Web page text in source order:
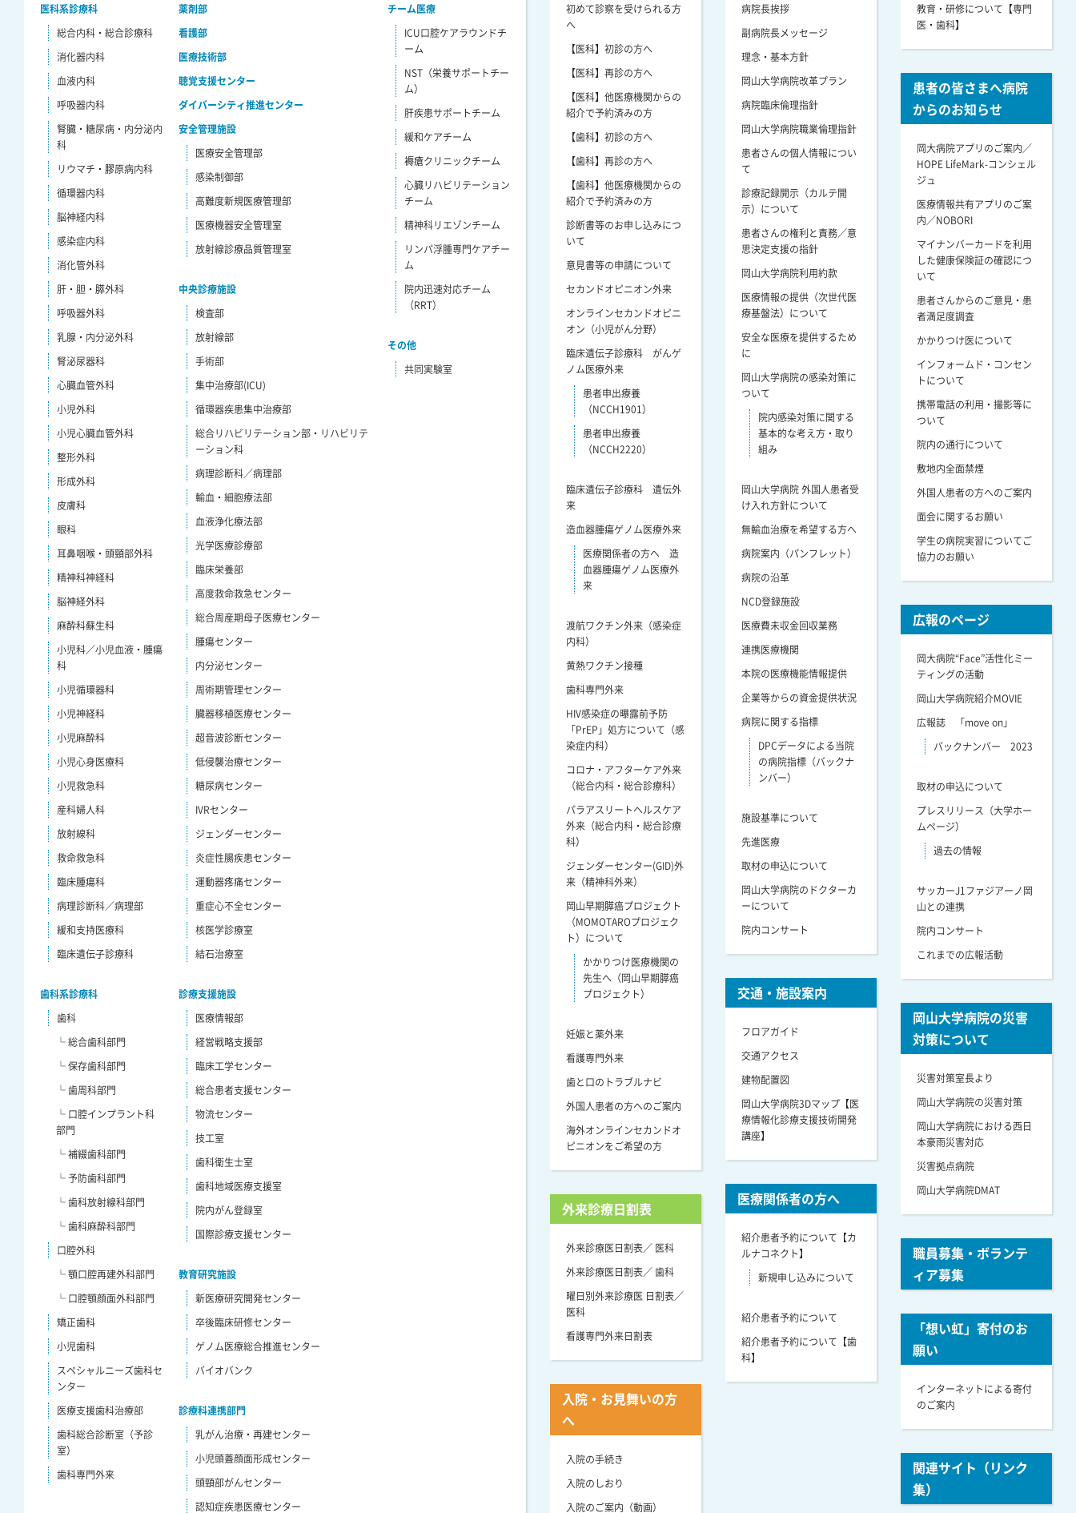
医科系診療科
総合内科・総合診療科
消化器内科
血液内科
呼吸器内科
腎臓・糖尿病・内分泌内
科
リウマチ・膠原病内科
循環器内科
脳神経内科
感染症内科
消化管外科
肝・胆・膵外科
呼吸器外科
乳腺・内分泌外科
腎泌尿器科
心臓血管外科
小児外科
小児心臓血管外科
整形外科
形成外科
皮膚科
眼科
耳鼻咽喉・頭頸部外科
精神科神経科
脳神経外科
麻酔科蘇生科
小児科／小児血液・腫瘍
科
小児循環器科
小児神経科
小児麻酔科
小児心身医療科
小児救急科
産科婦人科
放射線科
救命救急科
臨床腫瘍科
病理診断科／病理部
緩和支持医療科
臨床遺伝子診療科
歯科系診療科
歯科
└ 総合歯科部門
└ 保存歯科部門
└ 歯周科部門
└ 口腔インプラント科
部門
└ 補綴歯科部門
└ 予防歯科部門
└ 歯科放射線科部門
└ 歯科麻酔科部門
口腔外科
└ 顎口腔再建外科部門
└ 口腔顎顔面外科部門
矯正歯科
小児歯科
スペシャルニーズ歯科セ
ンター
医療支援歯科治療部
歯科総合診断室（予診
室）
歯科専門外来
薬剤部
看護部
医療技術部
聴覚支援センター
ダイバーシティ推進センター
安全管理施設
医療安全管理部
感染制御部
高難度新規医療管理部
医療機器安全管理室
放射線診療品質管理室
中央診療施設
検査部
放射線部
手術部
集中治療部(ICU)
循環器疾患集中治療部
総合リハビリテーション部・リハビリテ
ーション科
病理診断科／病理部
輸血・細胞療法部
血液浄化療法部
光学医療診療部
臨床栄養部
高度救命救急センター
総合周産期母子医療センター
腫瘍センター
内分泌センター
周術期管理センター
臓器移植医療センター
超音波診断センター
低侵襲治療センター
糖尿病センター
IVRセンター
ジェンダーセンター
炎症性腸疾患センター
運動器疼痛センター
重症心不全センター
核医学診療室
結石治療室
診療支援施設
医療情報部
経営戦略支援部
臨床工学センター
総合患者支援センター
物流センター
技工室
歯科衛生士室
歯科地域医療支援室
院内がん登録室
国際診療支援センター
教育研究施設
新医療研究開発センター
卒後臨床研修センター
ゲノム医療総合推進センター
バイオバンク
診療科連携部門
乳がん治療・再建センター
小児頭蓋顔面形成センター
頭頸部がんセンター
認知症疾患医療センター
チーム医療
ICU口腔ケアラウンドチ
ーム
NST（栄養サポートチー
ム）
肝疾患サポートチーム
緩和ケアチーム
褥瘡クリニックチーム
心臓リハビリテーション
チーム
精神科リエゾンチーム
リンパ浮腫専門ケアチー
ム
院内迅速対応チーム
（RRT）
その他
共同実験室
初めて診察を受けられる方
へ
【医科】初診の方へ
【医科】再診の方へ
【医科】他医療機関からの
紹介で予約済みの方
【歯科】初診の方へ
【歯科】再診の方へ
【歯科】他医療機関からの
紹介で予約済みの方
診断書等のお申し込みにつ
いて
意見書等の申請について
セカンドオピニオン外来
オンラインセカンドオピニ
オン（小児がん分野）
臨床遺伝子診療科 がんゲ
ノム医療外来
患者申出療養
（NCCH1901）
患者申出療養
（NCCH2220）
臨床遺伝子診療科 遺伝外
来
造血器腫瘍ゲノム医療外来
医療関係者の方へ 造
血器腫瘍ゲノム医療外
来
渡航ワクチン外来（感染症
内科）
黄熱ワクチン接種
歯科専門外来
HIV感染症の曝露前予防
「PrEP」処方について（感
染症内科）
コロナ・アフターケア外来
（総合内科・総合診療科）
パラアスリートヘルスケア
外来（総合内科・総合診療
科）
ジェンダーセンター(GID)外
来（精神科外来）
岡山早期膵癌プロジェクト
（MOMOTAROプロジェク
ト）について
かかりつけ医療機関の
先生へ（岡山早期膵癌
プロジェクト）
妊娠と薬外来
看護専門外来
歯と口のトラブルナビ
外国人患者の方へのご案内
海外オンラインセカンドオ
ピニオンをご希望の方
外来診療日割表
外来診療医日割表／ 医科
外来診療医日割表／ 歯科
曜日別外来診療医 日割表／
医科
看護専門外来日割表
入院・お見舞いの方
へ
入院の手続き
入院のしおり
入院のご案内（動画）
病院長挨拶
副病院長メッセージ
理念・基本方針
岡山大学病院改革プラン
病院臨床倫理指針
岡山大学病院職業倫理指針
患者さんの個人情報につい
て
診療記録開示（カルテ開
示）について
患者さんの権利と責務／意
思決定支援の指針
岡山大学病院利用約款
医療情報の提供（次世代医
療基盤法）について
安全な医療を提供するため
に
岡山大学病院の感染対策に
ついて
院内感染対策に関する
基本的な考え方・取り
組み
岡山大学病院 外国人患者受
け入れ方針について
無輸血治療を希望する方へ
病院案内（パンフレット）
病院の沿革
NCD登録施設
医療費未収金回収業務
連携医療機関
本院の医療機能情報提供
企業等からの資金提供状況
病院に関する指標
DPCデータによる当院
の病院指標（バックナ
ンバー）
施設基準について
先進医療
取材の申込について
岡山大学病院のドクターカ
ーについて
院内コンサート
交通・施設案内
フロアガイド
交通アクセス
建物配置図
岡山大学病院3Dマップ【医
療情報化診療支援技術開発
講座】
医療関係者の方へ
紹介患者予約について【カ
ルナコネクト】
新規申し込みについて
紹介患者予約について
紹介患者予約について【歯
科】
教育・研修について【専門
医・歯科】
患者の皆さまへ病院
からのお知らせ
岡大病院アプリのご案内／
HOPE LifeMark-コンシェル
ジュ
医療情報共有アプリのご案
内／NOBORI
マイナンバーカードを利用
した健康保険証の確認につ
いて
患者さんからのご意見・患
者満足度調査
かかりつけ医について
インフォームド・コンセン
トについて
携帯電話の利用・撮影等に
ついて
院内の通行について
敷地内全面禁煙
外国人患者の方へのご案内
面会に関するお願い
学生の病院実習についてご
協力のお願い
広報のページ
岡大病院“Face”活性化ミー
ティングの活動
岡山大学病院紹介MOVIE
広報誌 「move on」
バックナンバー 2023
取材の申込について
プレスリリース（大学ホー
ムページ）
過去の情報
サッカーJ1ファジアーノ岡
山との連携
院内コンサート
これまでの広報活動
岡山大学病院の災害
対策について
災害対策室長より
岡山大学病院の災害対策
岡山大学病院における西日
本豪雨災害対応
災害拠点病院
岡山大学病院DMAT
職員募集・ボランテ
ィア募集
「想い虹」寄付のお
願い
インターネットによる寄付
のご案内
関連サイト（リンク
集）